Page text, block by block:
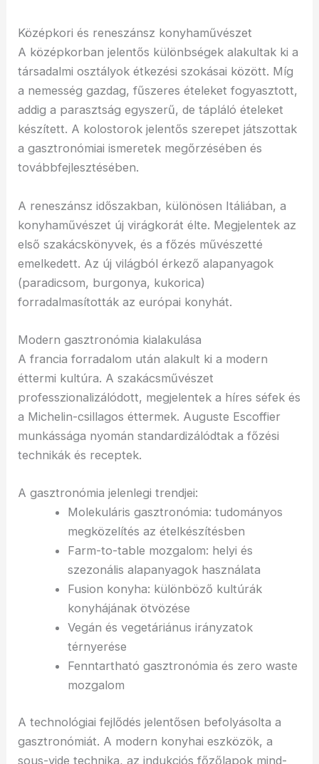
Középkori és reneszánsz konyhaművészet
A középkorban jelentős különbségek alakultak ki a
társadalmi osztályok étkezési szokásai között. Míg
a nemesség gazdag, fűszeres ételeket fogyasztott,
addig a parasztság egyszerű, de tápláló ételeket
készített. A kolostorok jelentős szerepet játszottak
a gasztronómiai ismeretek megőrzésében és
továbbfejlesztésében.
A reneszánsz időszakban, különösen Itáliában, a
konyhaművészet új virágkorát élte. Megjelentek az
első szakácskönyvek, és a főzés művészetté
emelkedett. Az új világból érkező alapanyagok
(paradicsom, burgonya, kukorica)
forradalmasították az európai konyhát.
Modern gasztronómia kialakulása
A francia forradalom után alakult ki a modern
éttermi kultúra. A szakácsművészet
professzionalizálódott, megjelentek a híres séfek és
a Michelin-csillagos éttermek. Auguste Escoffier
munkássága nyomán standardizálódtak a főzési
technikák és receptek.
A gasztronómia jelenlegi trendjei:
Molekuláris gasztronómia: tudományos
megközelítés az ételkészítésben
Farm-to-table mozgalom: helyi és
szezonális alapanyagok használata
Fusion konyha: különböző kultúrák
konyhájának ötvözése
Vegán és vegetáriánus irányzatok
térnyerése
Fenntartható gasztronómia és zero waste
mozgalom
A technológiai fejlődés jelentősen befolyásolta a
gasztronómiát. A modern konyhai eszközök, a
sous-vide technika, az indukciós főzőlapok mind-